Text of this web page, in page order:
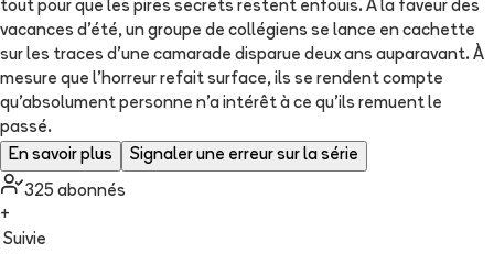
tout pour que les pires secrets restent enfouis. À la faveur des
vacances d'été, un groupe de collégiens se lance en cachette
sur les traces d'une camarade disparue deux ans auparavant. À
mesure que l'horreur refait surface, ils se rendent compte
qu'absolument personne n'a intérêt à ce qu'ils remuent le
passé.
En savoir plus
Signaler une erreur sur la série
325 abonnés
+
Suivie